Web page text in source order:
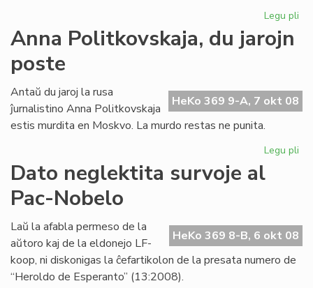
Legu pli
Anna Politkovskaja, du jarojn
poste
HeKo 369 9-A, 7 okt 08
Antaŭ du jaroj la rusa
ĵurnalistino Anna Politkovskaja
estis murdita en Moskvo. La murdo restas ne punita.
Legu pli
Dato neglektita survoje al
Pac-Nobelo
HeKo 369 8-B, 6 okt 08
Laŭ la afabla permeso de la
aŭtoro kaj de la eldonejo LF-
koop, ni diskonigas la ĉefartikolon de la presata numero de
“Heroldo de Esperanto” (13:2008).